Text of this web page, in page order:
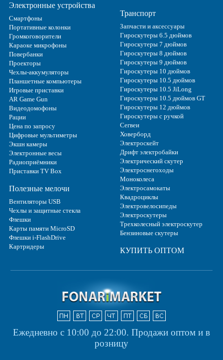
Электронные устройства
Смартфоны
Портативные колонки
Громкоговорители
Караоке микрофоны
Повербанки
Проекторы
Чехлы-аккумуляторы
Планшетные компьютеры
Игровые приставки
AR Game Gun
Видеодомофоны
Рации
Цена по запросу
Цифровые мультиметры
Экшн камеры
Электронные весы
Радиоприёмники
Приставки TV Box
Полезные мелочи
Вентиляторы USB
Чехлы и защитные стекла
Флешки
Карты памяти MicroSD
Флешки i-FlashDrive
Картридеры
Транспорт
Запчасти и аксессуары
Гироскутеры 6.5 дюймов
Гироскутеры 7 дюймов
Гироскутеры 8 дюймов
Гироскутеры 9 дюймов
Гироскутеры 10 дюймов
Гироскутеры 10.5 дюймов
Гироскутеры 10.5 JiLong
Гироскутеры 10.5 дюймов GT
Гироскутеры 12 дюймов
Гироскутеры с ручкой
Сегвеи
Ховерборд
Электроскейт
Дрифт электробайки
Электрический скутер
Электроснегоходы
Моноколеса
Электросамокаты
Квадроциклы
Электровелосипеды
Электроскутеры
Трехколесный электроскутер
Бензиновые скутеры
КУПИТЬ ОПТОМ
Ежедневно с 10:00 до 22:00. Продажи оптом и в
розницу